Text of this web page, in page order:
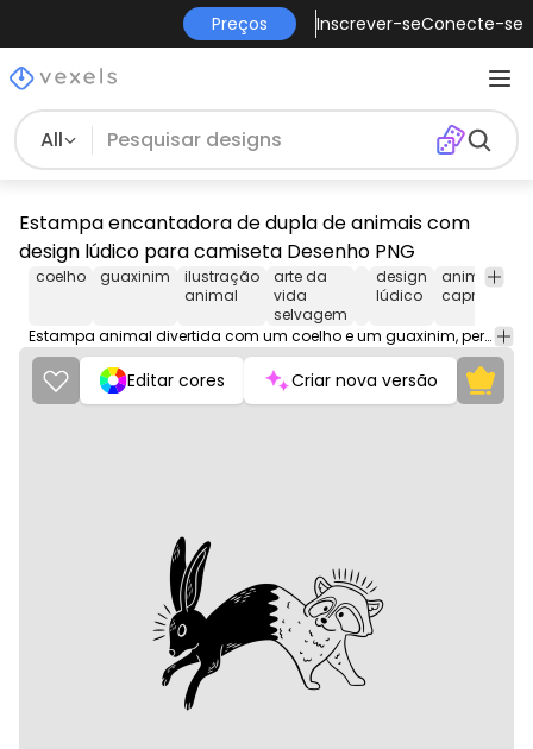
Preços Inscrever-seConecte-se
All
Estampa encantadora de dupla de animais com
design lúdico para camiseta Desenho PNG
coelho guaxinim
ilustração
animal
arte da
vida
selvagem
design
lúdico
animais
caprichosos
Estampa animal divertida com um coelho e um guaxinim, perfeita para roupas exclusivas ou decoração de casa.
Editar cores Criar nova versão